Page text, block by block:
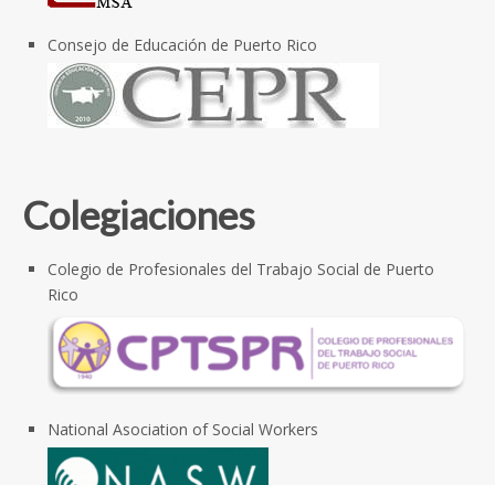
Consejo de Educación de Puerto Rico
Colegiaciones
Colegio de Profesionales del Trabajo Social de Puerto
Rico
National Asociation of Social Workers